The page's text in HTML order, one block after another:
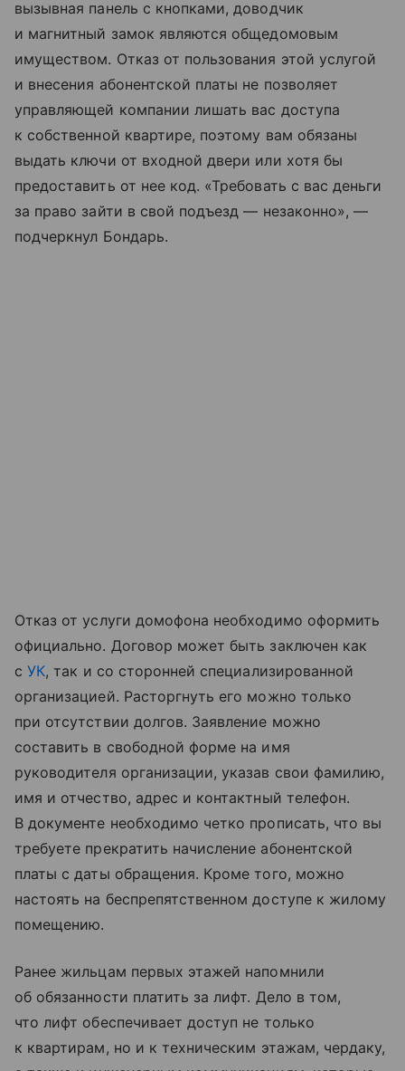
вызывная панель с кнопками, доводчик
и магнитный замок являются общедомовым
имуществом. Отказ от пользования этой услугой
и внесения абонентской платы не позволяет
управляющей компании лишать вас доступа
к собственной квартире, поэтому вам обязаны
выдать ключи от входной двери или хотя бы
предоставить от нее код. «Требовать с вас деньги
за право зайти в свой подъезд — незаконно», —
подчеркнул Бондарь.
Отказ от услуги домофона необходимо оформить
официально. Договор может быть заключен как
сУК, так и со сторонней специализированной
организацией. Расторгнуть его можно только
при отсутствии долгов. Заявление можно
составить в свободной форме на имя
руководителя организации, указав свои фамилию,
имя и отчество, адрес и контактный телефон.
В документе необходимо четко прописать, что вы
требуете прекратить начисление абонентской
платы с даты обращения. Кроме того, можно
настоять на беспрепятственном доступе к жилому
помещению.
Ранее жильцам первых этажей напомнили
об обязанности платить за лифт. Дело в том,
что лифт обеспечивает доступ не только
к квартирам, но и к техническим этажам, чердаку,